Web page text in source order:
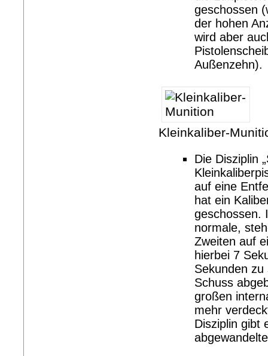
geschossen
der hohen
wird aber
Außenzehn).
Kleinkaliber-
Die Disziplin
auf eine
hat ein
geschossen.
normale,
Zweiten auf
hierbei 7
Sekunden
Schuss
großen
mehr
Disziplin gibt